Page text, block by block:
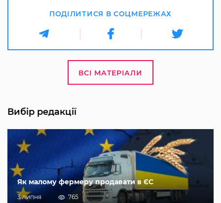
ПОДІЛИТИСЯ В СОЦМЕРЕЖАХ
ВСІ МАТЕРІАЛИ
Вибір редакції
Як малому фермеру продавати в ЄС
3 липня 765